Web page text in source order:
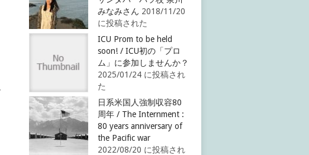
みなみさん 2018/11/20
に投稿された
ICU Prom to be held
soon! / ICU初の「プロ
ム」に参加しませんか？
2025/01/24 に投稿され
た
日系米国人強制収容80
周年 / The Internment :
80 years anniversary of
the Pacific war
2022/08/20 に投稿され